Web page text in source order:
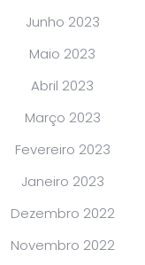
Junho 2023
Maio 2023
Abril 2023
Março 2023
Fevereiro 2023
Janeiro 2023
Dezembro 2022
Novembro 2022